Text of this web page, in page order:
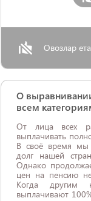
Овозлар
О
всем
От лица всех
выплачивать
В своё время мы
долг нашей
Однако
цен на пенсию
Когда другим
выплачивают